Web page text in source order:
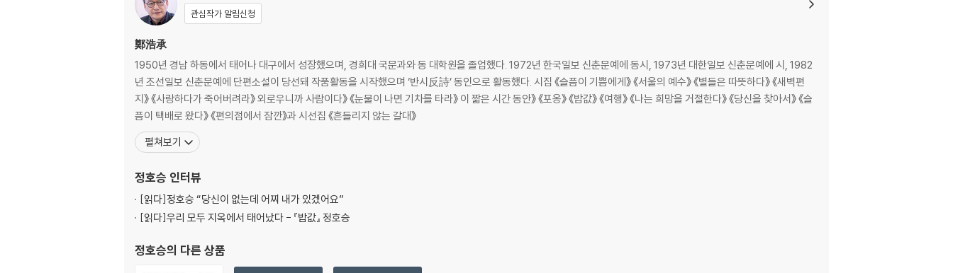
The Snowman 눈사람 29
For Sorrow’s Sake 슬픔을 위하여 33
Boy Shining Shoes 구두 닦는 소년 35
Seodaemun Sky 서대문 하늘 45
관심작가 알림신청
鄭浩承
1950년 경남 하동에서 태어나 대구에서 성장했으며, 경희대 국문과와 동 대학원을 졸업했다. 1972년 한국일보 신춘문예에 동시, 1973년 대한일보 신춘문예에 시, 1982
년 조선일보 신춘문예에 단편소설이 당선돼 작품활동을 시작했으며 ‘반시反詩’ 동인으로 활동했다. 시집 《슬픔이 기쁨에게》 《서울의 예수》 《별들은 따뜻하다》 《새벽편
지》 《사랑하다가 죽어버려라》 외로우니까 사람이다》 《눈물이 나면 기차를 타라》 이 짧은 시간 동안》 《포옹》 《밥값》 《여행》 《나는 희망을 거절한다》 《당신을 찾아서》 《슬
픔이 택배로 왔다》 《편의점에서 잠깐》과 시선집 《흔들리지 않는 갈대》
펼쳐보기
정호승 인터뷰
[읽다]정호승 “당신이 없는데 어찌 내가 있겠어요”
[읽다]우리 모두 지옥에서 태어났다 - 『밥값』 정호승
정호승의 다른 상품